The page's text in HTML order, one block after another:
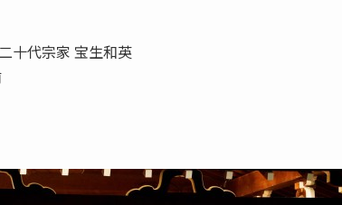
代宗家 宝生和英